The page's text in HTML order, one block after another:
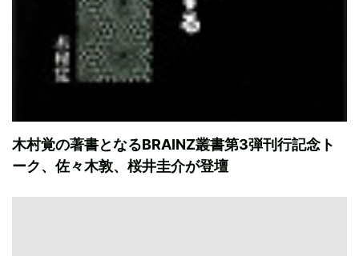
木村覚の著書となるBRAINZ叢書第3弾刊行記念ト
ーク、佐々木敦、桜井圭介が登壇